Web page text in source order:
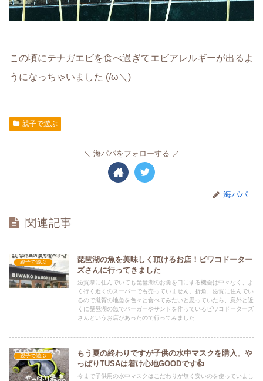
この頃にテナガエビを食べ過ぎてエビアレルギーが出るよ
うになっちゃいました (/ω＼)
親子で遊ぶ
海パパをフォローする
海パパ
関連記事
親子で遊ぶ
琵琶湖の魚を美味しく頂けるお店！ビワコドーター
ズさんに行ってきました
滋賀県に住んでいても琵琶湖のお魚を口にする機会は中々なく、よ
く行く近くのスーパーでも売っていません。折角、滋賀に住んでい
るので滋賀の地魚を色々と食べてみたいと思っていたら、意外と近
くに琵琶湖の魚でバーガーやサンドを作っているビワコドーターズ
さんというお店があったので行ってみました
親子で遊ぶ
もう夏の終わりですが子供の水中マスクを購入。や
っぱりTUSAは着け心地GOODです👍
今まで子供用の水中マスクはこだわりが無く安いのを使っていまし